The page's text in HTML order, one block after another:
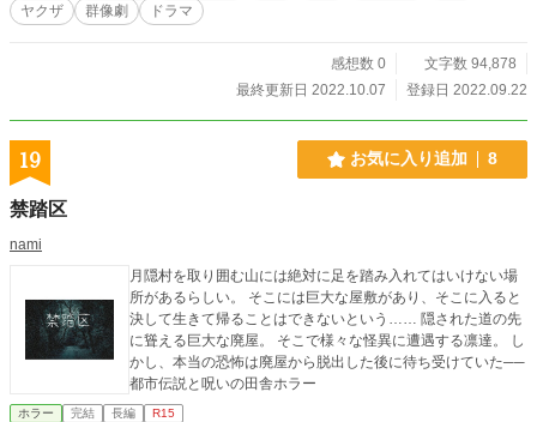
ヤクザ
群像劇 ドラマ
感想数 0
文字数 94,878
最終更新日 2022.10.07
登録日 2022.09.22
19 お気に入り追加 8
禁踏区
nami
月隠村を取り囲む山には絶対に足を踏み入れてはいけない場
所があるらしい。 そこには巨大な屋敷があり、そこに入ると
決して生きて帰ることはできないという…… 隠された道の先
に聳える巨大な廃屋。 そこで様々な怪異に遭遇する凛達。 し
かし、本当の恐怖は廃屋から脱出した後に待ち受けていた──
都市伝説と呪いの田舎ホラー
ホラー 完結 長編 R15